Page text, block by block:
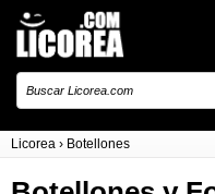
Licorea › Botellones